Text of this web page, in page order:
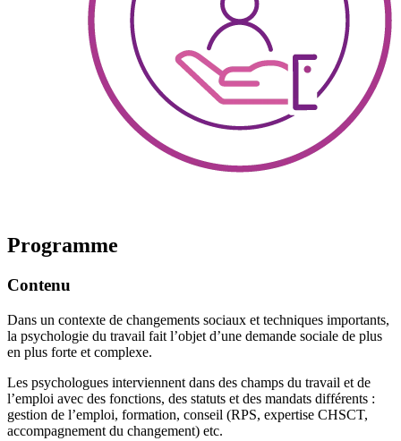
Programme
Contenu
Dans un contexte de changements sociaux et techniques importants,
la psychologie du travail fait l’objet d’une demande sociale de plus
en plus forte et complexe.
Les psychologues interviennent dans des champs du travail et de
l’emploi avec des fonctions, des statuts et des mandats différents :
gestion de l’emploi, formation, conseil (RPS, expertise CHSCT,
accompagnement du changement) etc.